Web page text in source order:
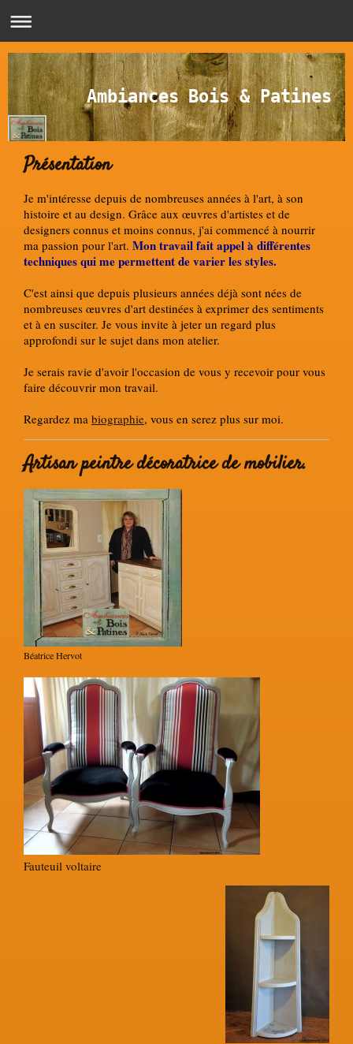
Ambiances Bois & Patines
Présentation
Je m'intéresse depuis de nombreuses années à l'art, à son
histoire et au design. Grâce aux œuvres d'artistes et de
designers connus et moins connus, j'ai commencé à nourrir
ma passion pour l'art. Mon travail fait appel à différentes
techniques qui me permettent de varier les styles.
C'est ainsi que depuis plusieurs années déjà sont nées de
nombreuses œuvres d'art destinées à exprimer des sentiments
et à en susciter. Je vous invite à jeter un regard plus
approfondi sur le sujet dans mon atelier.
Je serais ravie d'avoir l'occasion de vous y recevoir pour vous
faire découvrir mon travail.
Regardez ma biographie, vous en serez plus sur moi.
Artisan peintre décoratrice de mobilier.
Béatrice Hervot
Fauteuil voltaire